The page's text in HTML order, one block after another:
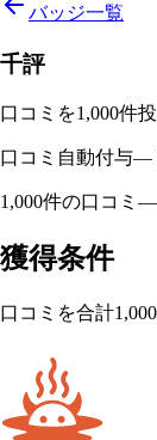
バッジ一覧
千評
口コミを1,000件
口コミ 自動付与—
1,000件の口コミ
獲得条件
口コミを合計